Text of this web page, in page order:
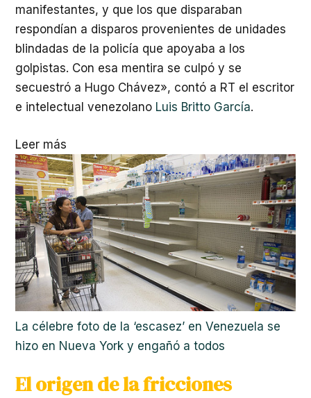
manifestantes, y que los que disparaban
respondían a disparos provenientes de unidades
blindadas de la policía que apoyaba a los
golpistas. Con esa mentira se culpó y se
secuestró a Hugo Chávez», contó a RT el escritor
e intelectual venezolano Luis Britto García.
Leer más
La célebre foto de la ‘escasez’ en Venezuela se
hizo en Nueva York y engañó a todos
El origen de la fricciones